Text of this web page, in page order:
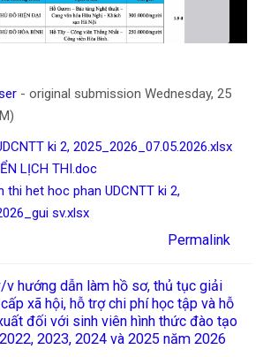
- original submission Wednesday, 25
ki 2, 2025_2026_07.05.2026.xlsx
LỊCH THI.doc
thi het hoc phan UDCNTT ki 2,
sv.xlsx
Permalink
hướng dẫn làm hồ sơ, thủ tục giải
xã hội, hỗ trợ chi phí học tập và hỗ
đối với sinh viên hình thức đào tạo
2023, 2024 và 2025 năm 2026